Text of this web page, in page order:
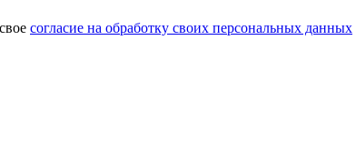
согласие на обработку своих персональных данных